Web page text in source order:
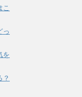
っ
を
？